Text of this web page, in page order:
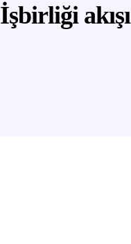
İşbirliği akışı